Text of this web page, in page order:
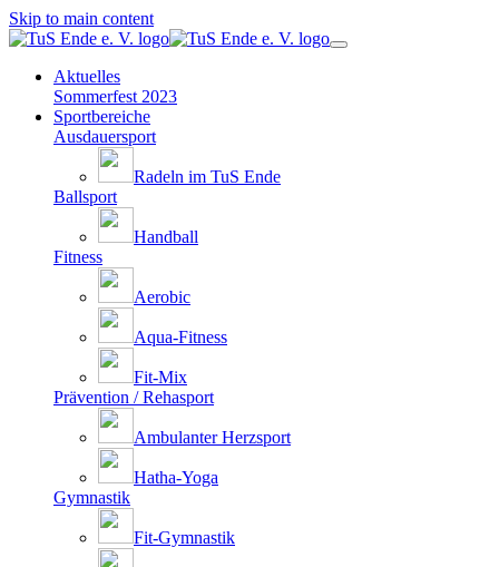
Skip to main content
Aktuelles
Sommerfest 2023
Sportbereiche
Ausdauersport
Radeln im TuS Ende
Ballsport
Handball
Fitness
Aerobic
Aqua-Fitness
Fit-Mix
Prävention / Rehasport
Ambulanter Herzsport
Hatha-Yoga
Gymnastik
Fit-Gymnastik